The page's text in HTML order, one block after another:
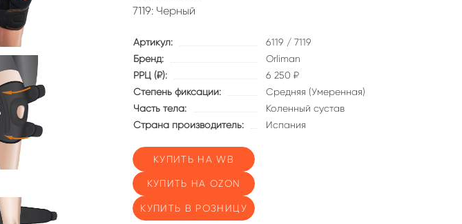
7119: Черный
Артикул:
6119 / 7119
Бренд:
Orliman
РРЦ (₽):
6 250 ₽
Степень фиксации:
Средняя (Умеренная)
Часть тела:
Коленный сустав
Страна производитель:
Испания
КУПИТЬ НА WB
КУПИТЬ НА OZON
КУПИТЬ В РОЗНИЦУ